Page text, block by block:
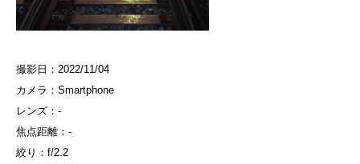
撮影日：2022/11/04
カメラ：Smartphone
レンズ：-
焦点距離：-
絞り：f/2.2